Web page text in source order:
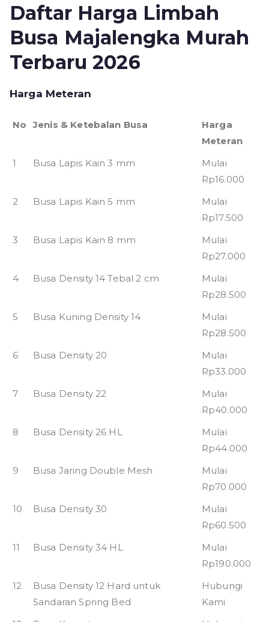
Daftar Harga Limbah
Busa Majalengka Murah
Terbaru 2026
Harga Meteran
No Jenis & Ketebalan Busa
Harga
Meteran
1
Busa Lapis Kain 3 mm
Mulai
Rp16.000
2
Busa Lapis Kain 5 mm
Mulai
Rp17.500
3
Busa Lapis Kain 8 mm
Mulai
Rp27.000
4
Busa Density 14 Tebal 2 cm
Mulai
Rp28.500
5
Busa Kuning Density 14
Mulai
Rp28.500
6
Busa Density 20
Mulai
Rp33.000
7
Busa Density 22
Mulai
Rp40.000
8
Busa Density 26 HL
Mulai
Rp44.000
9
Busa Jaring Double Mesh
Mulai
Rp70.000
10
Busa Density 30
Mulai
Rp60.500
11
Busa Density 34 HL
Mulai
Rp190.000
12
Busa Density 12 Hard untuk
Sandaran Spring Bed
Hubungi
Kami